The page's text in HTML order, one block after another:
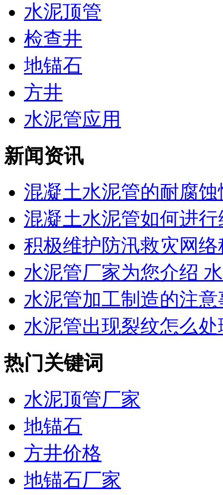
水泥顶管
检查井
地锚石
方井
水泥管应用
新闻资讯
混凝土水泥管的耐腐蚀
混凝土水泥管如何进行
积极维护防汛救灾网络
水泥管厂家为您介绍
水泥管加工制造的注意
水泥管出现裂纹怎么处
热门关键词
水泥顶管厂家
地锚石
方井价格
地锚石厂家